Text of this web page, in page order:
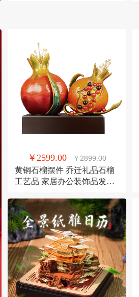
￥2599.00 ￥2899.00
黄铜石榴摆件 乔迁礼品石榴
工艺品 家居办公装饰品发财